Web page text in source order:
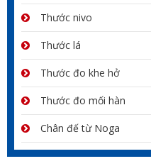
Thước nivo
Thước lá
Thước đo khe hở
Thước đo mối hàn
Chân đế từ Noga